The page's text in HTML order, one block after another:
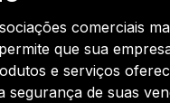
comerciais
que sua
e serviços
de suas